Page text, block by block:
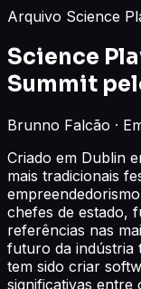
Arquivo Science
Science
Summit
Brunno Falcão ·
Criado em Dublin
mais tradicionais
chefes de estado,
referências nas
futuro da indústria
tem sido criar
significativas entre